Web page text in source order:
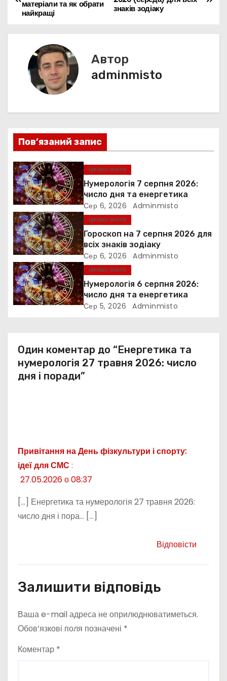
o
k
g
er
d
s
и
и
с
я
а
в
ц
я
з
а
п
и
с
і
в
знаків зодіаку
матеріали та як обрати
найкращі
Автор
adminmisto
Пов’язаний запис
ЦІКАВО ЗНАТИ
Нумерологія 7 серпня 2026:
число дня та енергетика
Сер 6, 2026 Adminmisto
ЦІКАВО ЗНАТИ
Гороскоп на 7 серпня 2026 для
всіх знаків зодіаку
Сер 6, 2026 Adminmisto
ЦІКАВО ЗНАТИ
Нумерологія 6 серпня 2026:
число дня та енергетика
Сер 5, 2026 Adminmisto
Один коментар до “Енергетика та
нумерологія 27 травня 2026: число
дня і поради”
Привітання на День фізкультури і спорту:
ідеї для СМС :
27.05.2026 о 08:37
[…] Енергетика та нумерологія 27 травня 2026:
число дня і пора… […]
Відповісти
Залишити відповідь
Ваша e-mail адреса не оприлюднюватиметься.
Обов’язкові поля позначені *
Коментар *